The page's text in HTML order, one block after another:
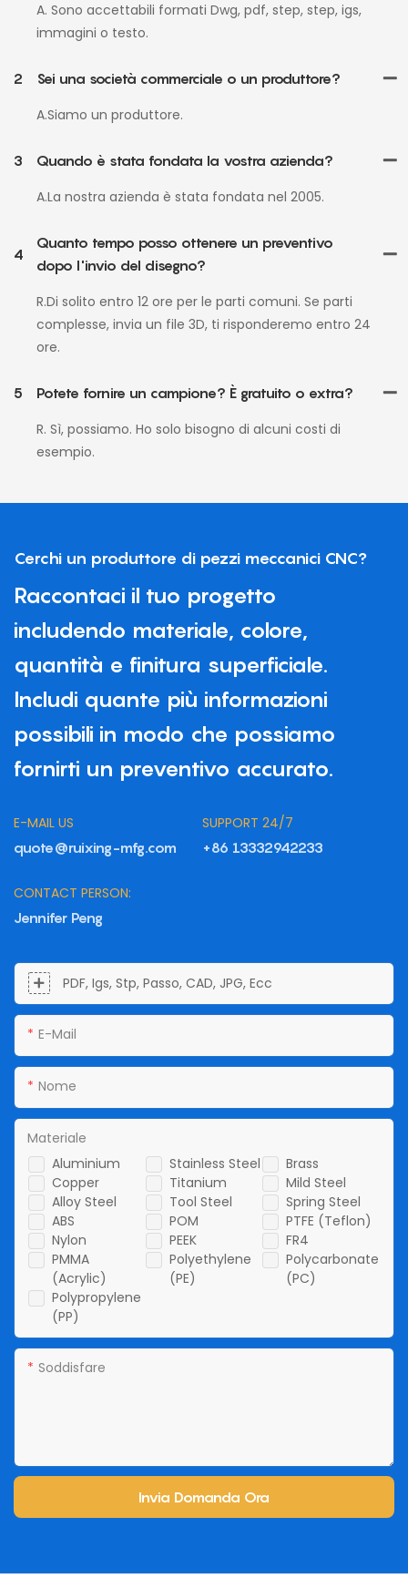
A. Sono accettabili formati Dwg, pdf, step, step, igs,
immagini o testo.
2
Sei una società commerciale o un produttore?
A.Siamo un produttore.
3
Quando è stata fondata la vostra azienda?
A.La nostra azienda è stata fondata nel 2005.
4
Quanto tempo posso ottenere un preventivo
dopo l'invio del disegno?
R.Di solito entro 12 ore per le parti comuni. Se parti
complesse, invia un file 3D, ti risponderemo entro 24
ore.
5
Potete fornire un campione? È gratuito o extra?
R. Sì, possiamo. Ho solo bisogno di alcuni costi di
esempio.
Cerchi un produttore di pezzi meccanici CNC?
Raccontaci il tuo progetto
includendo materiale, colore,
quantità e finitura superficiale.
Includi quante più informazioni
possibili in modo che possiamo
fornirti un preventivo accurato.
E-MAIL US
quote@ruixing-mfg.com
SUPPORT 24/7
+86 13332942233
CONTACT PERSON:
Jennifer Peng
PDF, Igs, Stp, Passo, CAD, JPG, Ecc
E-Mail
Nome
Aluminium Stainless Steel
Brass
Copper
Titanium
Mild Steel
Alloy Steel
Tool Steel
Spring Steel
ABS
POM
PTFE (Teflon)
Nylon
PEEK
FR4
PMMA
(Acrylic)
Polyethylene
(PE)
Polycarbonate
(PC)
Polypropylene
(PP)
Materiale
Soddisfare
Invia Domanda Ora